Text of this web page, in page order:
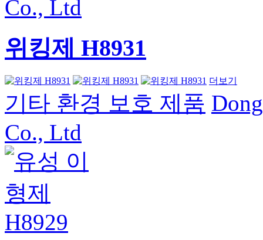
Co., Ltd
위킹제 H8931
더보기
기타 환경 보호 제품
Co., Ltd